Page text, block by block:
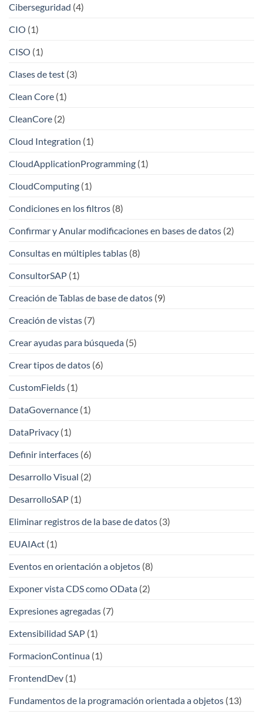
Ciberseguridad (4)
CIO (1)
CISO (1)
Clases de test (3)
Clean Core (1)
CleanCore (2)
Cloud Integration (1)
CloudApplicationProgramming (1)
CloudComputing (1)
Condiciones en los filtros (8)
Confirmar y Anular modificaciones en bases de datos (2)
Consultas en múltiples tablas (8)
ConsultorSAP (1)
Creación de Tablas de base de datos (9)
Creación de vistas (7)
Crear ayudas para búsqueda (5)
Crear tipos de datos (6)
CustomFields (1)
DataGovernance (1)
DataPrivacy (1)
Definir interfaces (6)
Desarrollo Visual (2)
DesarrolloSAP (1)
Eliminar registros de la base de datos (3)
EUAIAct (1)
Eventos en orientación a objetos (8)
Exponer vista CDS como OData (2)
Expresiones agregadas (7)
Extensibilidad SAP (1)
FormacionContinua (1)
FrontendDev (1)
Fundamentos de la programación orientada a objetos (13)